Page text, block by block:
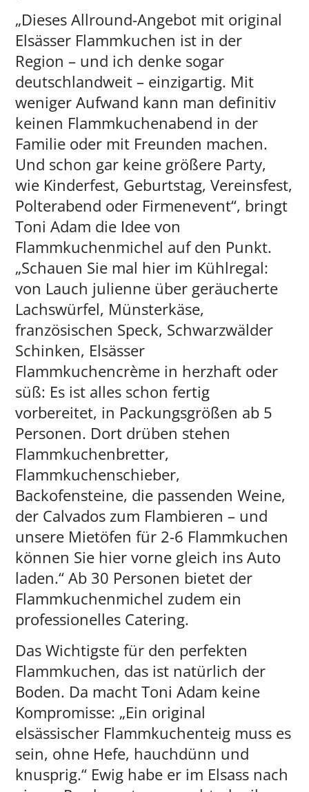
„Dieses Allround-Angebot mit original
Elsässer Flammkuchen ist in der
Region – und ich denke sogar
deutschlandweit – einzigartig. Mit
weniger Aufwand kann man definitiv
keinen Flammkuchenabend in der
Familie oder mit Freunden machen.
Und schon gar keine größere Party,
wie Kinderfest, Geburtstag, Vereinsfest,
Polterabend oder Firmenevent“, bringt
Toni Adam die Idee von
Flammkuchenmichel auf den Punkt.
„Schauen Sie mal hier im Kühlregal:
von Lauch julienne über geräucherte
Lachswürfel, Münsterkäse,
französischen Speck, Schwarzwälder
Schinken, Elsässer
Flammkuchencrème in herzhaft oder
süß: Es ist alles schon fertig
vorbereitet, in Packungsgrößen ab 5
Personen. Dort drüben stehen
Flammkuchenbretter,
Flammkuchenschieber,
Backofensteine, die passenden Weine,
der Calvados zum Flambieren – und
unsere Mietöfen für 2-6 Flammkuchen
können Sie hier vorne gleich ins Auto
laden.“ Ab 30 Personen bietet der
Flammkuchenmichel zudem ein
professionelles Catering.
Das Wichtigste für den perfekten
Flammkuchen, das ist natürlich der
Boden. Da macht Toni Adam keine
Kompromisse: „Ein original
elsässischer Flammkuchenteig muss es
sein, ohne Hefe, hauchdünn und
knusprig.“ Ewig habe er im Elsass nach